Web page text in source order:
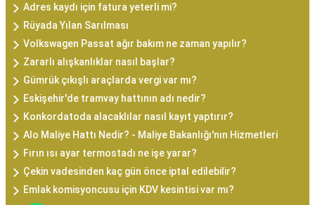
Adres kaydı için fatura yeterli mi?
Rüyada Yılan Sarılması
Volkswagen Passat ağır bakım ne zaman yapılır?
Zararlı alışkanlıklar nasıl başlar?
Gümrük çıkışlı araçlarda vergi var mı?
Eskişehir'de tramvay hattının adı nedir?
Konkordatoda alacaklılar nasıl kayıt yaptırır?
Alo Maliye Hattı Nedir? - Maliye Bakanlığı'nın Hizmetleri
Fırın ısı ayar termostadı ne işe yarar?
Çekin vadesinden kaç gün önce iptal edilebilir?
Emlak komisyoncusu için KDV kesintisi var mı?